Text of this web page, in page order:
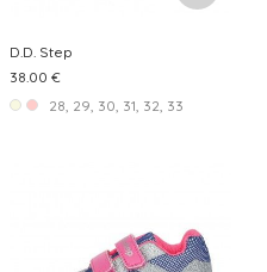
D.D. Step
38.00 €
28, 29, 30, 31, 32, 33